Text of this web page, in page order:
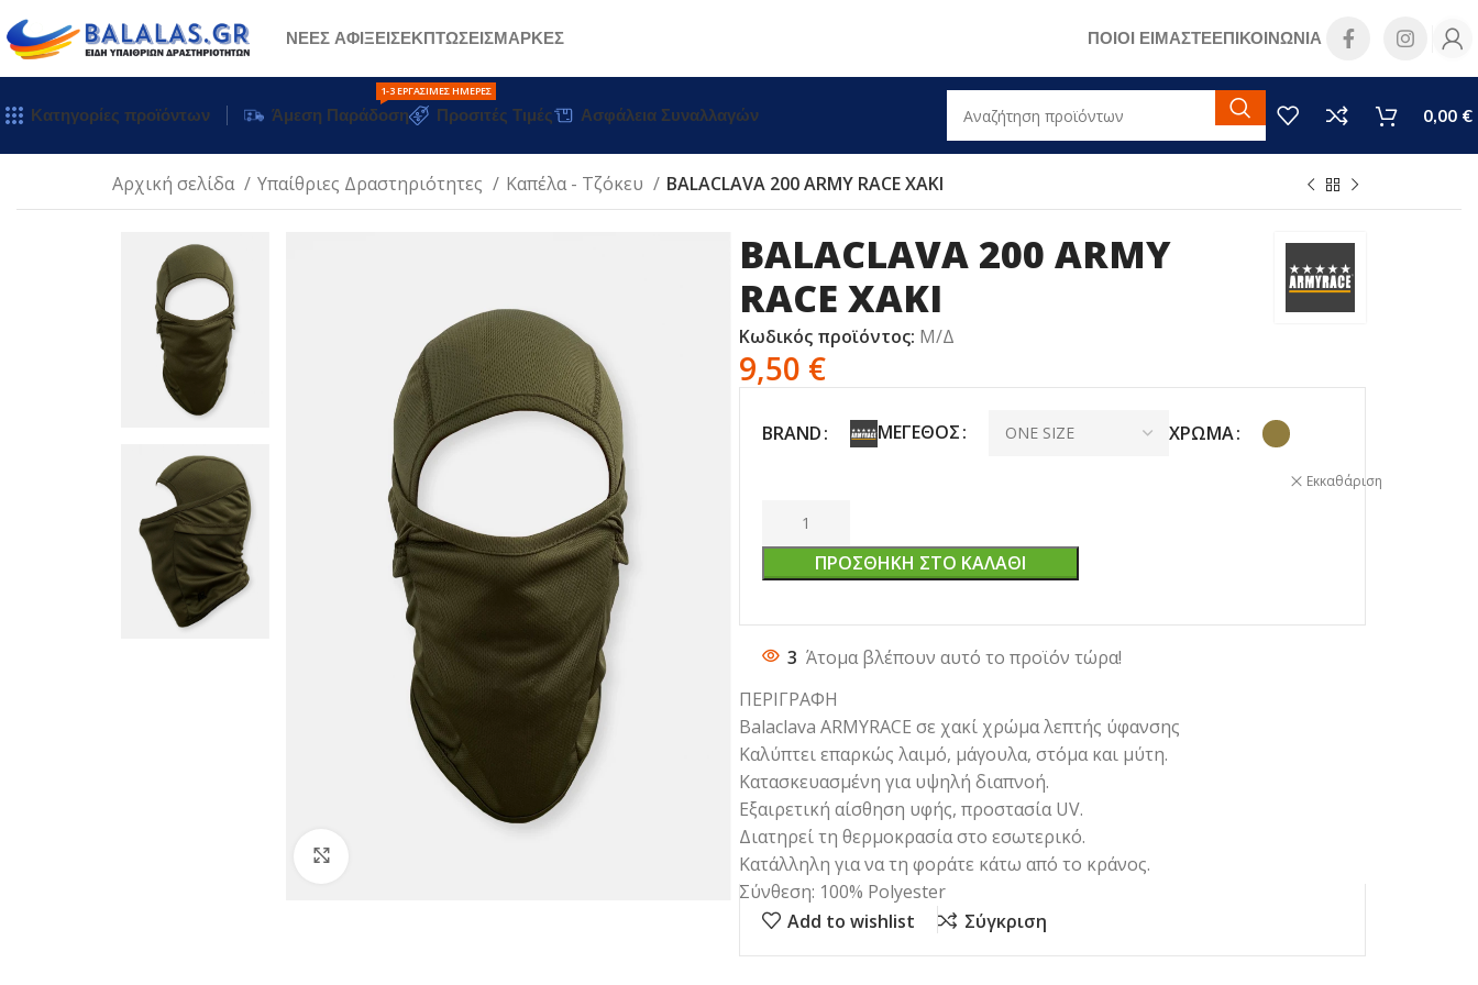
ΝΕΕΣ ΑΦΙΞΕΙΣΕΚΠΤΩΣΕΙΣΜΑΡΚΕΣ ΠΟΙΟΙ ΕΙΜΑΣΤΕΕΠΙΚΟΙΝΩΝΙΑ
Κατηγορίες προϊόντων Άμεση Παράδοση
1-3 ΕΡΓΆΣΙΜΕΣ ΗΜΈΡΕΣ
Προσιτές Τιμές Ασφάλεια Συναλλαγών 0,00 €
Αρχική σελίδα Υπαίθριες Δραστηριότητες Καπέλα - Τζόκευ BΑLACLAVA 200 ARMY RACE ΧΑΚΙ
BΑLACLAVA 200 ARMY
RACE ΧΑΚΙ
Κωδικός προϊόντος: Μ/Δ
9,50 €
BRAND ΜΈΓΕΘΟΣ ΧΡΏΜΑ
Εκκαθάριση
ΠΡΟΣΘΉΚΗ ΣΤΟ ΚΑΛΆΘΙ
3 Άτομα βλέπουν αυτό το προϊόν τώρα!
ΠΕΡΙΓΡΑΦΗ
Balaclava ARMYRACE σε χακί χρώμα λεπτής ύφανσης
Καλύπτει επαρκώς λαιμό, μάγουλα, στόμα και μύτη.
Κατασκευασμένη για υψηλή διαπνοή.
Εξαιρετική αίσθηση υφής, προστασία UV.
Διατηρεί τη θερμοκρασία στο εσωτερικό.
Κατάλληλη για να τη φοράτε κάτω από το κράνος.
Σύνθεση: 100% Polyester
Add to wishlist
Σύγκριση